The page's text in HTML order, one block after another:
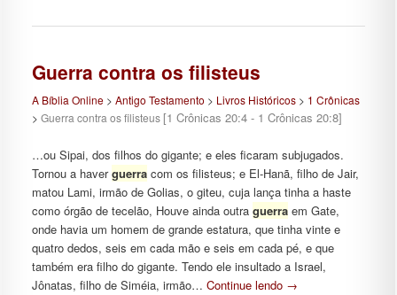
Guerra contra os filisteus
A Bíblia Online> Antigo Testamento > Livros Históricos> 1 Crônicas
> Guerra contra os filisteus [1 Crônicas 20:4 - 1 Crônicas 20:8]
…ou Sipai, dos filhos do gigante; e eles ficaram subjugados.
Tornou a haverguerracom os filisteus; e El-Hanã, filho de Jair,
matou Lami, irmão de Golias, o giteu, cuja lança tinha a haste
como órgão de tecelão, Houve ainda outra guerraem Gate,
onde havia um homem de grande estatura, que tinha vinte e
quatro dedos, seis em cada mão e seis em cada pé, e que
também era filho do gigante. Tendo ele insultado a Israel,
Jônatas, filho de Siméia, irmão… Continue lendo →